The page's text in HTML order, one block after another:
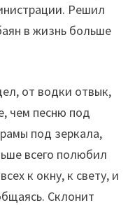
Решил
в жизнь больше
от водки отвык,
чем песню под
под зеркала,
всего полюбил
к окну, к свету, и
Склонит